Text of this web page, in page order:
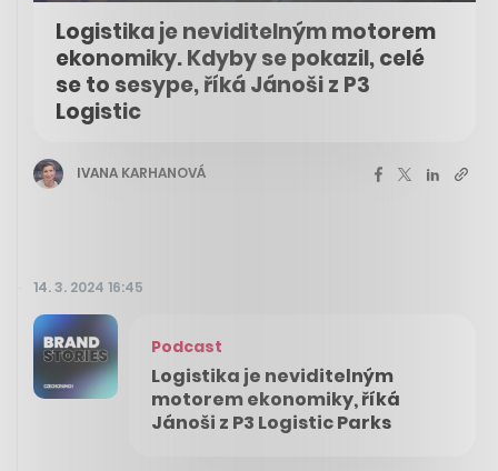
Logistika je neviditelným motorem
ekonomiky. Kdyby se pokazil, celé
se to sesype, říká Jánoši z P3
Logistic
IVANA KARHANOVÁ
14. 3. 2024 16:45
Podcast
Logistika je neviditelným
motorem ekonomiky, říká
Jánoši z P3 Logistic Parks